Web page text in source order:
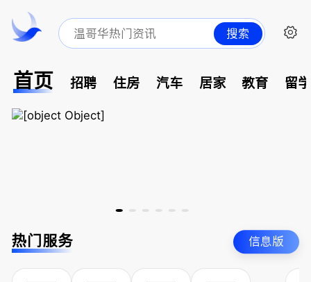
搜索
首页 招聘 住房 汽车 居家 教育 留
热门服务 信息版